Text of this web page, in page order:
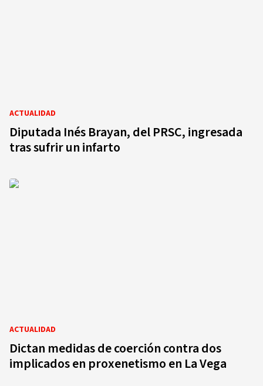
ACTUALIDAD
Diputada Inés Brayan, del PRSC, ingresada
tras sufrir un infarto
ACTUALIDAD
Dictan medidas de coerción contra dos
implicados en proxenetismo en La Vega